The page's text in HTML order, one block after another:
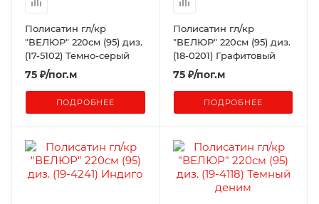
Полисатин гл/кр
"ВЕЛЮР" 220см (95) диз.
(17-5102) Темно-серый
75 ₽/пог.м
ПОДРОБНЕЕ
Полисатин гл/кр
"ВЕЛЮР" 220см (95) диз.
(18-0201) Графитовый
75₽/пог.м
ПОДРОБНЕЕ